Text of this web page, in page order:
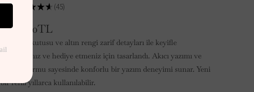
★ ★ ★ ★ 45
45
2,090.00TL
Göz alıcı kutusu ve altın rengi zarif detayları ile keyifle
kullanmanız ve hediye etmeniz için tasarlandı. Akıcı yazımı ve
dengeli formu sayesinde konforlu bir yazım deneyimi sunar. Yeni
bir refill yıllarca kullanılabilir.